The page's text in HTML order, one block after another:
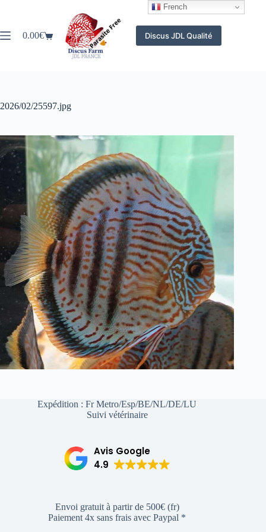
Panier
0.00€ Discus JDL Qualité
2026/02/25597.jpg
Expédition : Fr Metro/Esp/BE/NL/DE/LU
Suivi vétérinaire
Avis Google
4.9
Envoi gratuit à partir de 500€ (fr)
Paiement 4x sans frais avec Paypal *
French